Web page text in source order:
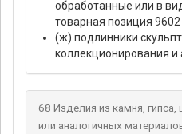
обработанные или в
товарная позиция 9602
(ж) подлинники
коллекционирования и
68 Изделия из камня,
или аналогичных